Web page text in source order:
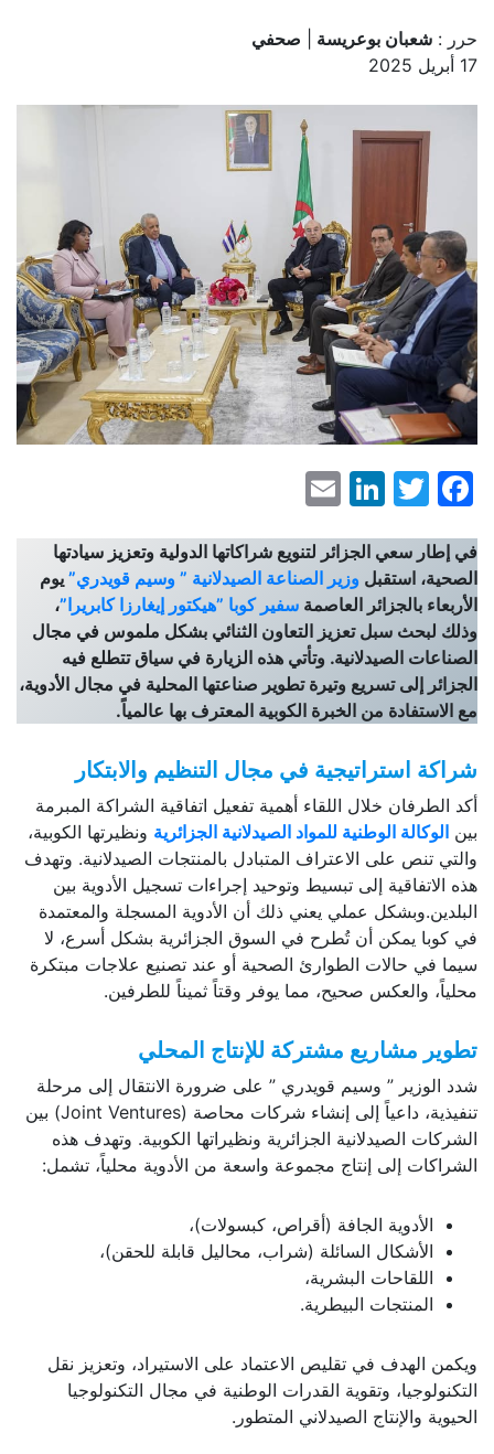
حرر : شعبان بوعريسة
صحفي
17 أبريل 2025
Facebook
Twitter
LinkedIn
في إطار سعي الجزائر لتنويع شراكاتها الدولية وتعزيز سيادتها
الصحية، استقبل وزير الصناعة الصيدلانية ” وسيم قويدري” يوم
الأربعاء بالجزائر العاصمة سفير كوبا ”هيكتور إيغارزا كابريرا”،
وذلك لبحث سبل تعزيز التعاون الثنائي بشكل ملموس في مجال
الصناعات الصيدلانية. وتأتي هذه الزيارة في سياق تتطلع فيه
الجزائر إلى تسريع وتيرة تطوير صناعتها المحلية في مجال الأدوية،
مع الاستفادة من الخبرة الكوبية المعترف بها عالمياً.
شراكة استراتيجية في مجال التنظيم والابتكار
أكد الطرفان خلال اللقاء أهمية تفعيل اتفاقية الشراكة المبرمة
بين الوكالة الوطنية للمواد الصيدلانية الجزائرية ونظيرتها الكوبية،
والتي تنص على الاعتراف المتبادل بالمنتجات الصيدلانية. وتهدف
هذه الاتفاقية إلى تبسيط وتوحيد إجراءات تسجيل الأدوية بين
البلدين.وبشكل عملي يعني ذلك أن الأدوية المسجلة والمعتمدة
في كوبا يمكن أن تُطرح في السوق الجزائرية بشكل أسرع، لا
سيما في حالات الطوارئ الصحية أو عند تصنيع علاجات مبتكرة
محلياً، والعكس صحيح، مما يوفر وقتاً ثميناً للطرفين.
تطوير مشاريع مشتركة للإنتاج المحلي
شدد الوزير ” وسيم قويدري ” على ضرورة الانتقال إلى مرحلة
تنفيذية، داعياً إلى إنشاء شركات محاصة (Joint Ventures) بين
الشركات الصيدلانية الجزائرية ونظيراتها الكوبية. وتهدف هذه
الشراكات إلى إنتاج مجموعة واسعة من الأدوية محلياً، تشمل:
الأدوية الجافة (أقراص، كبسولات)،
الأشكال السائلة (شراب، محاليل قابلة للحقن)،
اللقاحات البشرية،
المنتجات البيطرية.
ويكمن الهدف في تقليص الاعتماد على الاستيراد، وتعزيز نقل
التكنولوجيا، وتقوية القدرات الوطنية في مجال التكنولوجيا
الحيوية والإنتاج الصيدلاني المتطور.